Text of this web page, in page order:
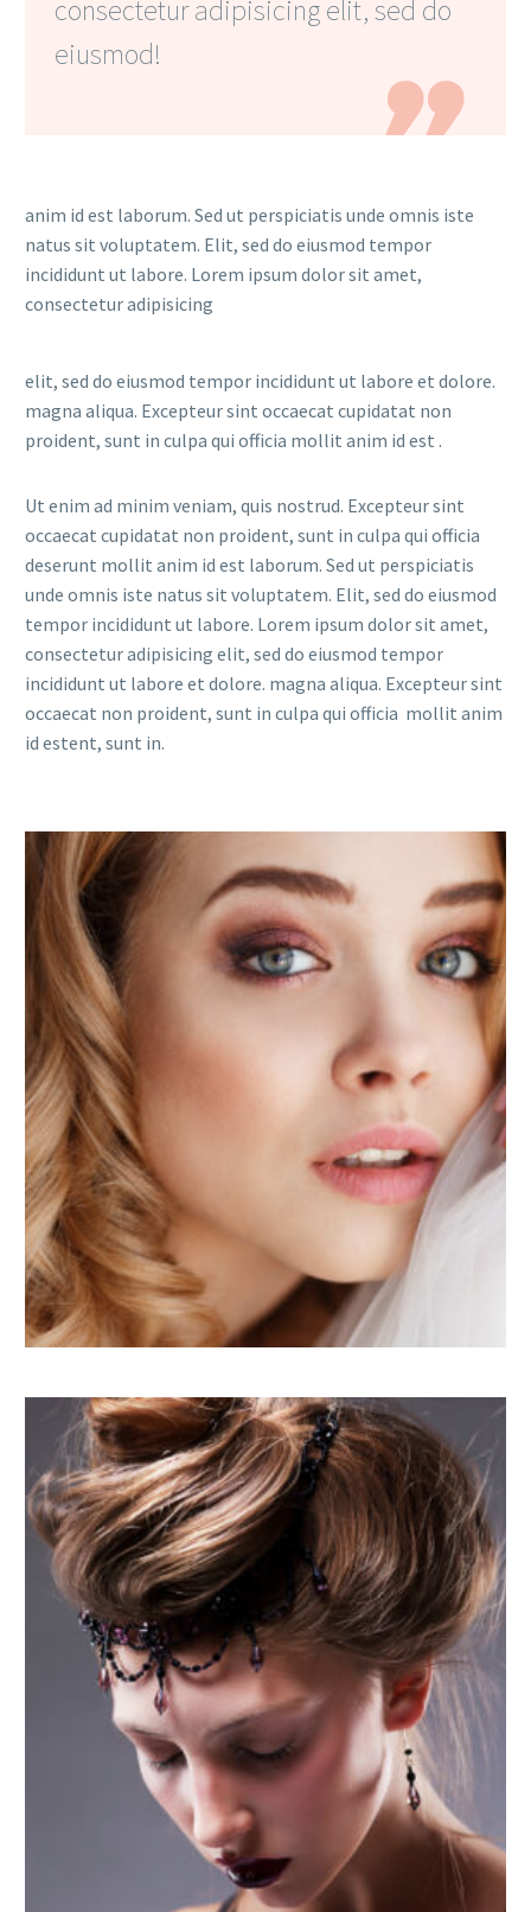
consectetur adipisicing elit, sed do
eiusmod!

anim id est laborum. Sed ut perspiciatis unde omnis iste
natus sit voluptatem. Elit, sed do eiusmod tempor
incididunt ut labore. Lorem ipsum dolor sit amet,
consectetur adipisicing
elit, sed do eiusmod tempor incididunt ut labore et dolore.
magna aliqua. Excepteur sint occaecat cupidatat non
proident, sunt in culpa qui officia mollit anim id est .
Ut enim ad minim veniam, quis nostrud. Excepteur sint
occaecat cupidatat non proident, sunt in culpa qui officia
deserunt mollit anim id est laborum. Sed ut perspiciatis
unde omnis iste natus sit voluptatem. Elit, sed do eiusmod
tempor incididunt ut labore. Lorem ipsum dolor sit amet,
consectetur adipisicing elit, sed do eiusmod tempor
incididunt ut labore et dolore. magna aliqua. Excepteur sint
occaecat non proident, sunt in culpa qui officia mollit anim
id estent, sunt in.